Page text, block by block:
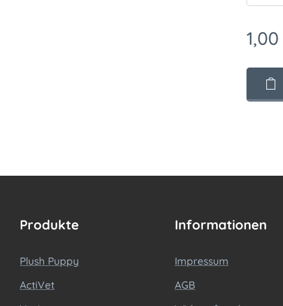
1,00
Produkte
Plush Puppy
ActiVet
Informationen
Impressum
AGB